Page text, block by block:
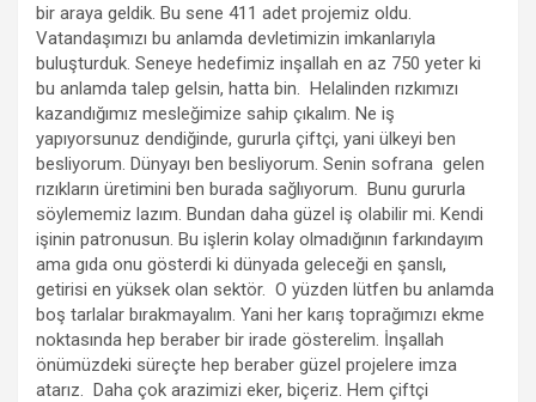
bir araya geldik. Bu sene 411 adet projemiz oldu.
Vatandaşımızı bu anlamda devletimizin imkanlarıyla
buluşturduk. Seneye hedefimiz inşallah en az 750 yeter ki
bu anlamda talep gelsin, hatta bin. Helalinden rızkımızı
kazandığımız mesleğimize sahip çıkalım. Ne iş
yapıyorsunuz dendiğinde, gururla çiftçi, yani ülkeyi ben
besliyorum. Dünyayı ben besliyorum. Senin sofrana gelen
rızıkların üretimini ben burada sağlıyorum. Bunu gururla
söylememiz lazım. Bundan daha güzel iş olabilir mi. Kendi
işinin patronusun. Bu işlerin kolay olmadığının farkındayım
ama gıda onu gösterdi ki dünyada geleceği en şanslı,
getirisi en yüksek olan sektör. O yüzden lütfen bu anlamda
boş tarlalar bırakmayalım. Yani her karış toprağımızı ekme
noktasında hep beraber bir irade gösterelim. İnşallah
önümüzdeki süreçte hep beraber güzel projelere imza
atarız. Daha çok arazimizi eker, biçeriz. Hem çiftçi